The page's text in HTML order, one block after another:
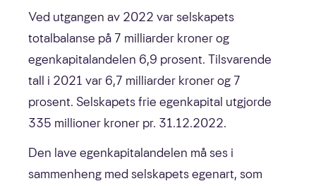
Ved utgangen av 2022 var selskapets
totalbalanse på 7 milliarder kroner og
egenkapitalandelen 6,9 prosent. Tilsvarende
tall i 2021 var 6,7 milliarder kroner og 7
prosent. Selskapets frie egenkapital utgjorde
335 millioner kroner pr. 31.12.2022.
Den lave egenkapitalandelen må ses i
sammenheng med selskapets egenart, som